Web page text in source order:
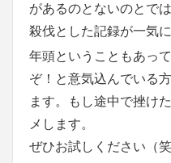
があるのとないのとで
殺伐とした記録が一気
年頭ということもあっ
ぞ！と意気込んでいる
ます。もし途中で挫け
メします。
ぜひお試しください（笑